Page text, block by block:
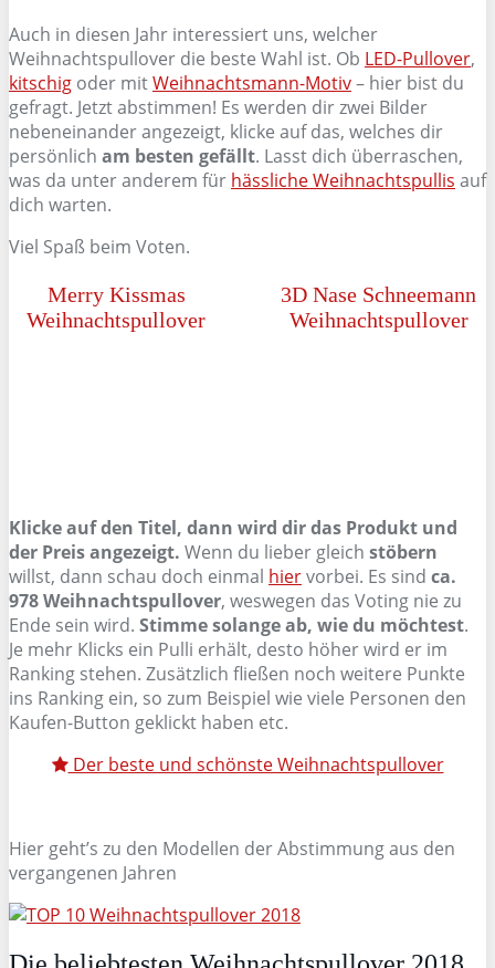
Auch in diesen Jahr interessiert uns, welcher
Weihnachtspullover die beste Wahl ist. Ob LED-Pullover,
kitschig oder mitWeihnachtsmann-Motiv– hier bist du
gefragt. Jetzt abstimmen! Es werden dir zwei Bilder
nebeneinander angezeigt, klicke auf das, welches dir
persönlich am besten gefällt. Lasst dich überraschen,
was da unter anderem für hässliche Weihnachtspullis auf
dich warten.
Viel Spaß beim Voten.
Merry Kissmas
Weihnachtspullover
3D Nase Schneemann
Weihnachtspullover
Klicke auf den Titel, dann wird dir das Produkt und
der Preis angezeigt. Wenn du lieber gleich stöbern
willst, dann schau doch einmal hiervorbei. Es sind ca.
978 Weihnachtspullover, weswegen das Voting nie zu
Ende sein wird. Stimme solange ab, wie du möchtest.
Je mehr Klicks ein Pulli erhält, desto höher wird er im
Ranking stehen. Zusätzlich fließen noch weitere Punkte
ins Ranking ein, so zum Beispiel wie viele Personen den
Kaufen-Button geklickt haben etc.
Der beste und schönste Weihnachtspullover
Hier geht’s zu den Modellen der Abstimmung aus den
vergangenen Jahren